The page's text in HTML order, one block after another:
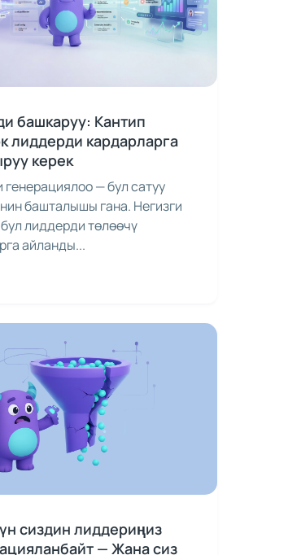
башкаруу: Кантип
лиддерди кардарларга
керек
— бул сатуу
башталышы гана. Негизги
лиддерди төлөөчү
айланды...
сиздин лиддериңиз
— Жана сиз